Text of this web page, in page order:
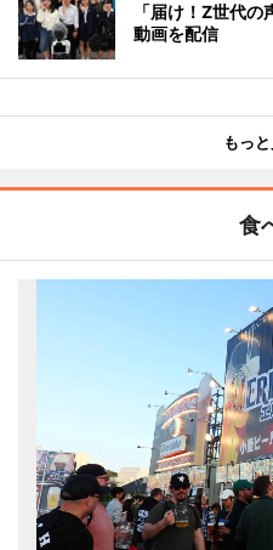
「届け！Z世代
動画を配信
もっ
食